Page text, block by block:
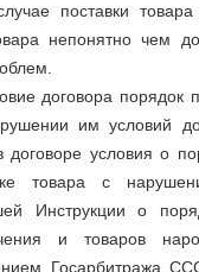
поставки
непонятно чем
договора порядок
им условий
договоре условия о
товара с
Инструкции о
и товаров
Госарбитража